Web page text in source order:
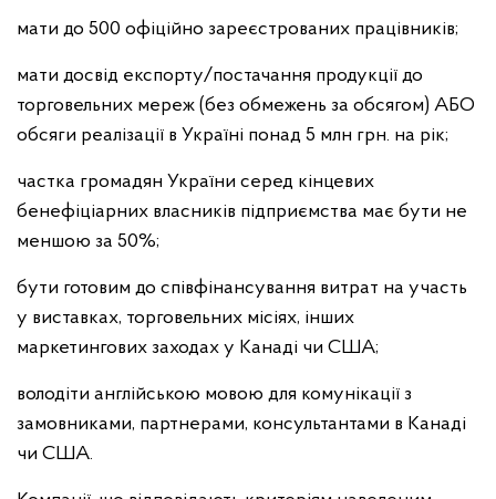
мати до 500 офіційно зареєстрованих працівників;
мати досвід експорту/постачання продукції до
торговельних мереж (без обмежень за обсягом) AБО
обсяги реалізації в Україні понад 5 млн грн. на рік;
частка громадян України серед кінцевих
бенефіціарних власників підприємства має бути не
меншою за 50%;
бути готовим до співфінансування витрат на участь
у виставках, торговельних місіях, інших
маркетингових заходах у Канаді чи США;
володіти англійською мовою для комунікації з
замовниками, партнерами, консультантами в Канаді
чи США.